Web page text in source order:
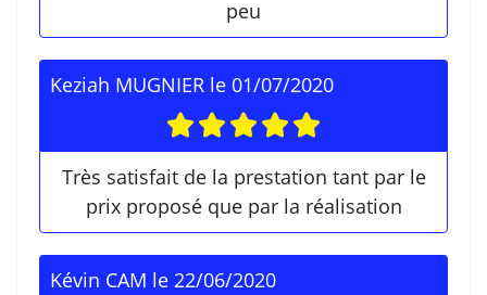
peu
Keziah MUGNIER le 01/07/2020
Très satisfait de la prestation tant par le
prix proposé que par la réalisation
Kévin CAM le 22/06/2020